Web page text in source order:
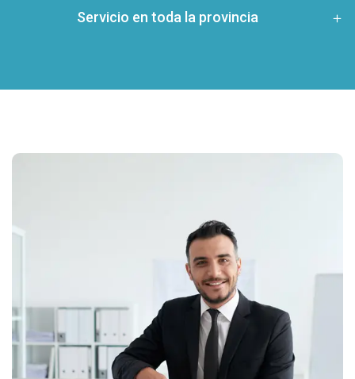
Servicio en toda la provincia